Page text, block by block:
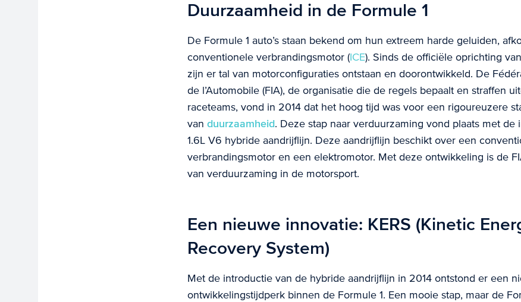
Duurzaamheid in de Formule 1
De Formule 1 auto’s staan bekend om hun extreem harde geluiden,
conventionele verbrandingsmotor (ICE). Sinds de officiële oprichting
zijn er tal van motorconfiguraties ontstaan en doorontwikkeld. De
de l’Automobile (FIA), de organisatie die de regels bepaalt en straffen
raceteams, vond in 2014 dat het hoog tijd was voor een rigoureuzere
van duurzaamheid. Deze stap naar verduurzaming vond plaats met de
1.6L V6 hybride aandrijflijn. Deze aandrijflijn beschikt over een
verbrandingsmotor en een elektromotor. Met deze ontwikkeling is de
van verduurzaming in de motorsport.
Een nieuwe innovatie: KERS (Kinetic
Recovery System)
Met de introductie van de hybride aandrijflijn in 2014 ontstond er een
ontwikkelingstijdperk binnen de Formule 1. Een mooie stap, maar de